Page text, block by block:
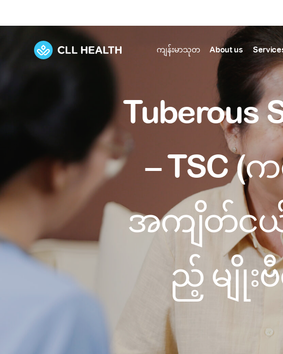
ကျန်းမာသုတ
View all health articles
Emergencies
Diseases and Conditions
Symptoms
Tests and Procedures
Drugs and Supplements
Find Health
A C
L
N
Or search
SEARCH
About us
Discover our commitment to transforming healthcare
Our history
Careers
News
Explore Services
Comprehensive care for your health and well-being
Primary care Developmental
Immunisation Diagnostics
Digestive care Fertility care
Rehabilitation Health screening
Our Facilities
Comprehensive care for your health and well-being
Our polyclinics
Quality primary and specialty care near you
Our clinics
Diagnostics and treatment in one place
Laboratories
Tuberous
– TSC
အကျိတ်ငယ်မ
ည့် မျိုး